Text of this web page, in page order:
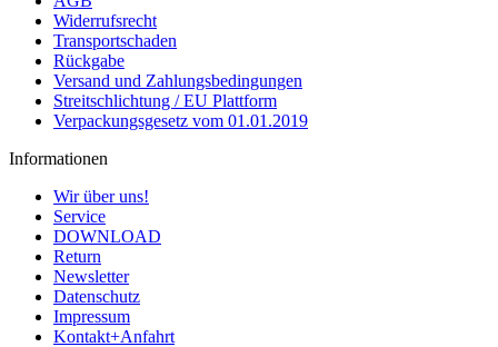
Widerrufsrecht
Transportschaden
Rückgabe
Versand und Zahlungsbedingungen
Streitschlichtung / EU Plattform
Verpackungsgesetz vom 01.01.2019
Informationen
Wir über uns!
Service
DOWNLOAD
Return
Newsletter
Datenschutz
Impressum
Kontakt+Anfahrt